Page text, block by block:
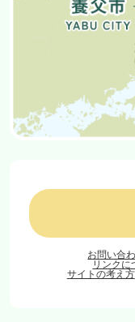
お問い合
リンクに
サイトの考え方